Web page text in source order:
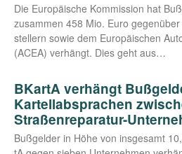
Die Euro­päi­sche Kom­mis­si­on hat
zusam­men 458 Mio. Euro
stel­lern sowie dem Euro­päi­schen
(ACEA) ver­hängt. Dies geht aus…
BKartA verhängt
Kartellabsprachen
Straßenreparatur-
Buß­gel­der in Höhe von ins­ge­samt